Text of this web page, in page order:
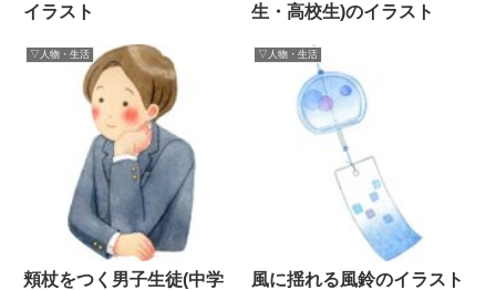
イラスト
生・高校生)のイラスト
▽人物・生活
頬杖をつく男子生徒(中学
▽人物・生活
風に揺れる風鈴のイラスト